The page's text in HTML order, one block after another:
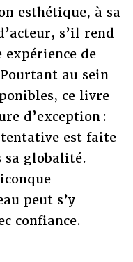
esthétique, à sa
s’il rend
expérience de
au sein
ce livre
d’exception :
est faite
sa globalité.
peut s’y
confiance.